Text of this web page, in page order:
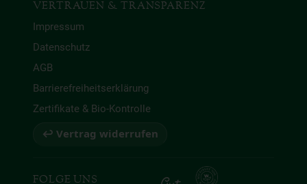
VERTRAUEN & TRANSPARENZ
Impressum
Datenschutz
AGB
Barrierefreiheitserklärung
Zertifikate & Bio-Kontrolle
↩ Vertrag widerrufen
FOLGE UNS